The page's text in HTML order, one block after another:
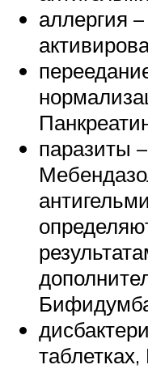
аллергия
паразиты